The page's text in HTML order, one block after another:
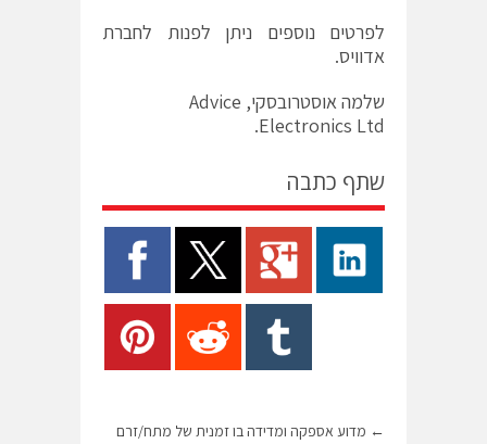
לפרטים נוספים ניתן לפנות לחברת
אדוויס.
שלמה אוסטרובסקי, Advice
Electronics Ltd.
שתף כתבה
← מדוע אספקה ומדידה בו זמנית של מתח/זרם